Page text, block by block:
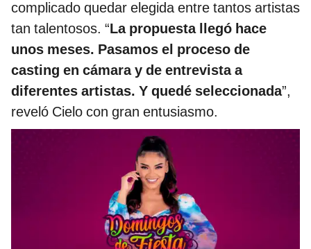
complicado quedar elegida entre tantos artistas
tan talentosos. “La propuesta llegó hace
unos meses. Pasamos el proceso de
casting en cámara y de entrevista a
diferentes artistas. Y quedé seleccionada”,
reveló Cielo con gran entusiasmo.